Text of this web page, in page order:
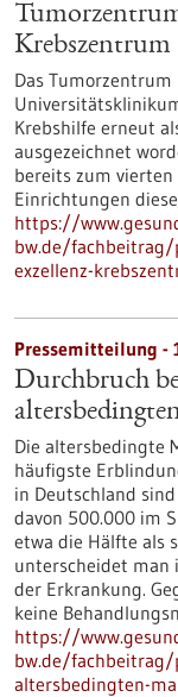
Krebszentrum
Das Tumorzentrum
Krebshilfe erneut
ausgezeichnet
bereits zum
Einrichtungen
https://
bw.de/
exzellenz-
Pressemitteilung -
Durchbruch
Die altersbedingte
häufigste
in Deutschland
davon 500.000 im
etwa die Hälfte als
unterscheidet man
der Erkrankung.
keine
https://
bw.de/
altersbedingten-